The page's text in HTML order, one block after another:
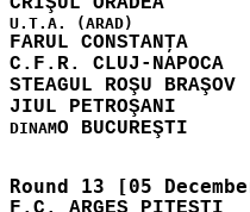
FARUL
C.F.R. CLUJ-
STEAGUL ROŞU
DINAM